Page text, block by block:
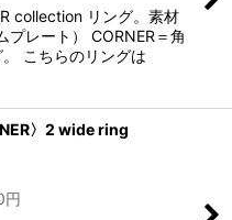
collection リング。素材
プレート） CORNER＝角
こちらのリングは
〉2 wide ring
円